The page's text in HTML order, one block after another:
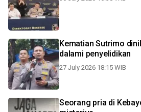
Kematian Sutrimo
dalami penyelidikan
27 July 2026 18:15 WIB
Seorang pria di